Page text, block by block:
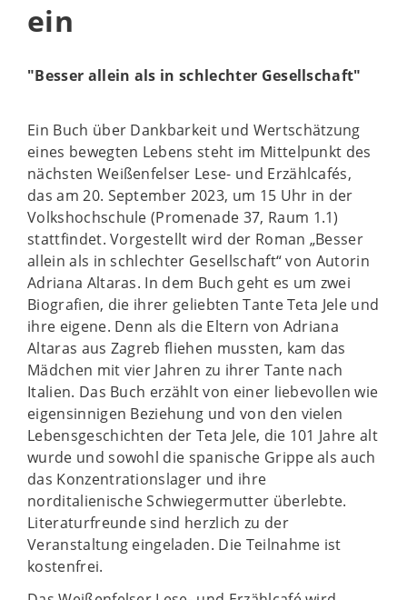
ein
"Besser allein als in schlechter Gesellschaft"
Ein Buch über Dankbarkeit und Wertschätzung
eines bewegten Lebens steht im Mittelpunkt des
nächsten Weißenfelser Lese- und Erzählcafés,
das am 20. September 2023, um 15 Uhr in der
Volkshochschule (Promenade 37, Raum 1.1)
stattfindet. Vorgestellt wird der Roman „Besser
allein als in schlechter Gesellschaft“ von Autorin
Adriana Altaras. In dem Buch geht es um zwei
Biografien, die ihrer geliebten Tante Teta Jele und
ihre eigene. Denn als die Eltern von Adriana
Altaras aus Zagreb fliehen mussten, kam das
Mädchen mit vier Jahren zu ihrer Tante nach
Italien. Das Buch erzählt von einer liebevollen wie
eigensinnigen Beziehung und von den vielen
Lebensgeschichten der Teta Jele, die 101 Jahre alt
wurde und sowohl die spanische Grippe als auch
das Konzentrationslager und ihre
norditalienische Schwiegermutter überlebte.
Literaturfreunde sind herzlich zu der
Veranstaltung eingeladen. Die Teilnahme ist
kostenfrei.